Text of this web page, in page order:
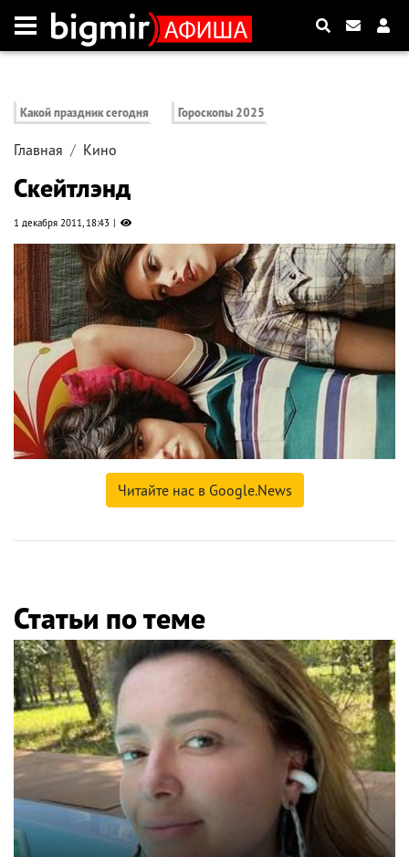
Какой праздник сегодня Гороскопы 2025
Главная Кино
Скейтлэнд
1 декабря 2011, 18:43
Читайте нас в Google.News
Статьи по теме